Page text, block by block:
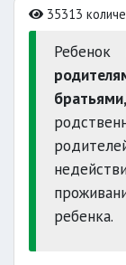
35313
ребенка.